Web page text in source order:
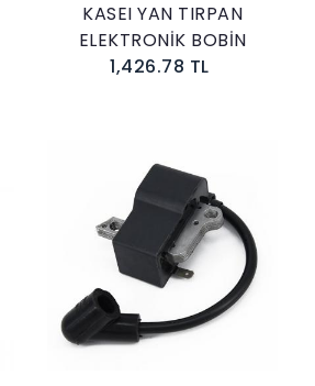
KASEI YAN TIRPAN
ELEKTRONİK BOBİN
1,426.78 TL
Sepete Ekle